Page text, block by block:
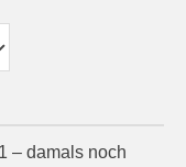
– damals noch